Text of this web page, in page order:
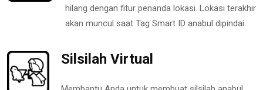
hilang dengan fitur penanda lokasi. Lokasi terakhir
akan muncul saat Tag Smart ID anabul dipindai.
Silsilah Virtual